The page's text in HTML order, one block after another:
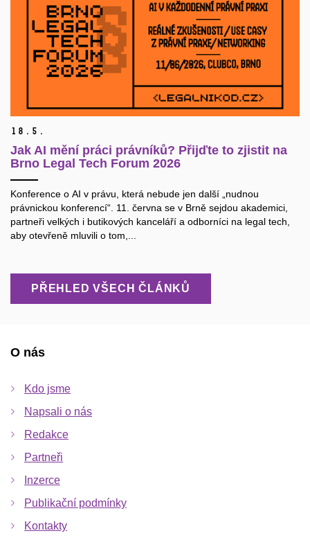
18. 5.
Jak AI mění práci právníků? Přijďte to zjistit na
Brno Legal Tech Forum 2026
Konference o AI v právu, která nebude jen další „nudnou
právnickou konferencí“. 11. června se v Brně sejdou akademici,
partneři velkých i butikových kanceláří a odborníci na legal tech,
aby otevřeně mluvili o tom,...
PŘEHLED VŠECH ČLÁNKŮ
O nás
Kdo jsme
Napsali o nás
Redakce
Partneři
Inzerce
Publikační podmínky
Kontakty